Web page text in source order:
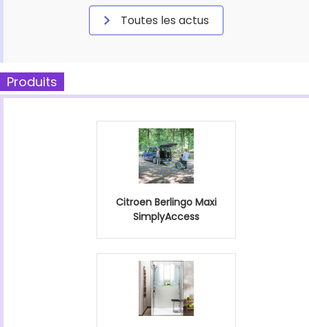
Toutes les actus
Produits
Citroen Berlingo Maxi
SimplyAccess